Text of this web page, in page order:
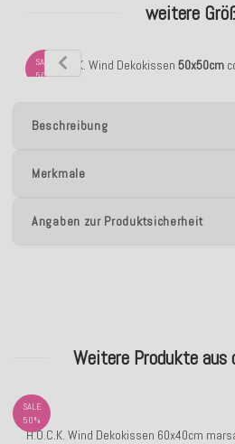
weitere
SALE
50%
H.O.C.K. Wind Dekokissen 50x50cm
Beschreibung
Merkmale
Angaben zur Produktsicherheit
Weitere Produkte aus
SALE
50%
H.O.C.K. Wind Dekokissen 60x40cm